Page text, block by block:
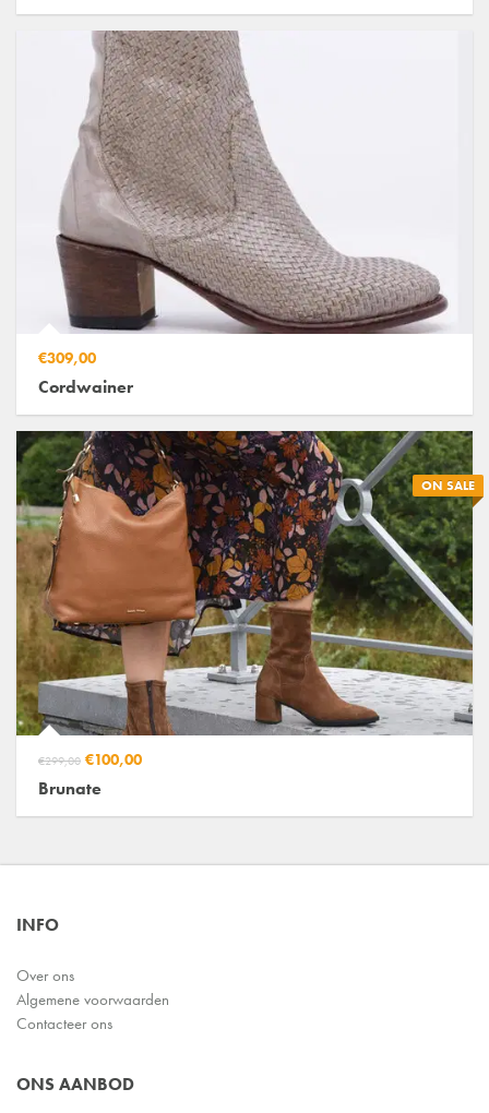
€309,00
Cordwainer
ON SALE
€299,00 €100,00
Brunate
INFO
Over ons
Algemene voorwaarden
Contacteer ons
ONS AANBOD